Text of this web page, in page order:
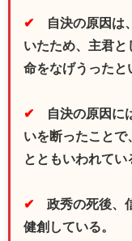
✔
自決の原因は
いたため、主君
命をなげうったと
✔
自決の原因に
いを断ったことで
とともいわれてい
✔
政秀の死後、
健創している。